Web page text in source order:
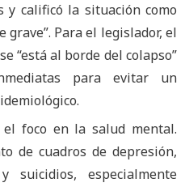
y calificó la situación como
Para el legislador, el
“está al borde del colapso”
para evitar un
foco en la salud mental.
de cuadros de depresión,
suicidios, especialmente